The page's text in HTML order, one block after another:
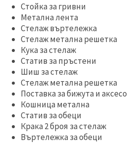
Стойка за гривни
Метална лента
Стелаж въртележка
Стелаж метална решетка
Кука за стелаж
Статив за пръстени
Шиш за стелаж
Стелаж метална решетка
Поставка за бижута и
Кошница метална
Статив за обеци
Крака 2 броя за стелаж
Въртележка за обеци